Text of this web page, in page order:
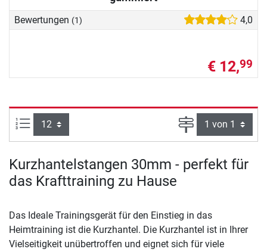
Bewertungen (1) 4,0
€ 12,99
Artikel pro Seite: Seite
Kurzhantelstangen 30mm - perfekt für
das Krafttraining zu Hause
Das Ideale Trainingsgerät für den Einstieg in das
Heimtraining ist die Kurzhantel. Die Kurzhantel ist in Ihrer
Vielseitigkeit unübertroffen und eignet sich für viele